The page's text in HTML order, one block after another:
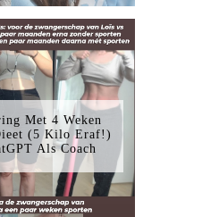
Met 4 Weken
(5 Kilo Eraf!)
Als Coach